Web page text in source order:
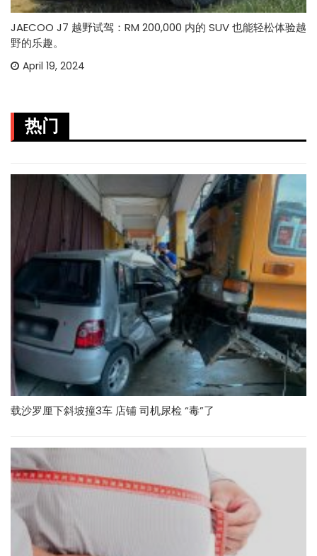
JAECOO J7 越野试驾：RM 200,000 内的 SUV 也能轻松体验越
野的乐趣。
April 19, 2024
热门
载沙罗厘下斜坡撞3车 店铺 司机尿检 “毒”了